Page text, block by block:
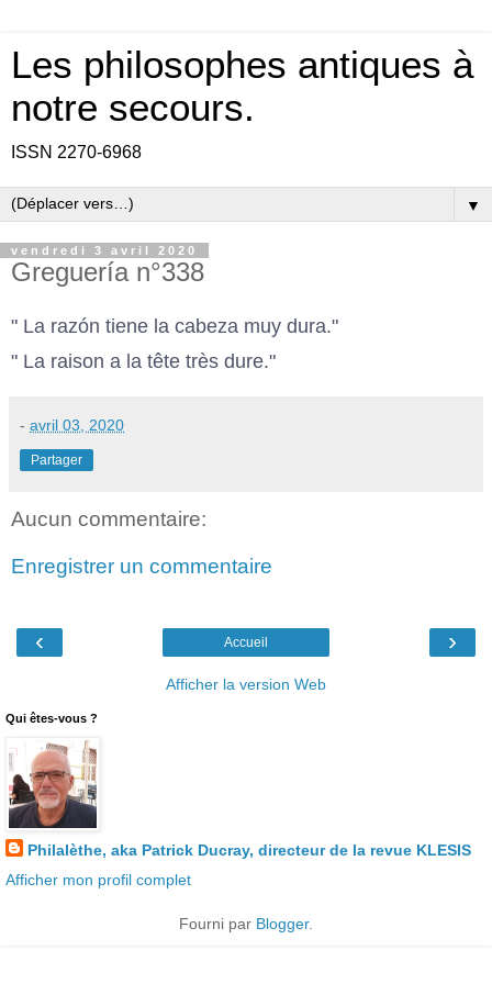
Les philosophes antiques à
notre secours.
ISSN 2270-6968
▼
vendredi 3 avril 2020
Greguería n°338
" La razón tiene la cabeza muy dura."
" La raison a la tête très dure."
- avril 03, 2020
Partager
Aucun commentaire:
Enregistrer un commentaire
‹ ›
Accueil
Afficher la version Web
Qui êtes-vous ?
Philalèthe, aka Patrick Ducray, directeur de la revue KLESIS
Afficher mon profil complet
Fourni par Blogger.